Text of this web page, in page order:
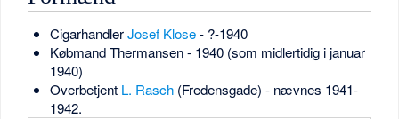
CigarhandlerJosef Klose- ?-1940
Købmand Thermansen - 1940 (som midlertidig i januar
1940)
Overbetjent L. Rasch(Fredensgade) - nævnes 1941-
1942.